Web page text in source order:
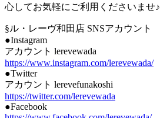
心してお気軽にご利用くださいませ♪
§ル・レーヴ和田店 SNSアカウント
●Instagram
アカウント lerevewada
https://www.instagram.com/lerevewada/
●Twitter
アカウント lerevefunakoshi
https://twitter.com/lerevewada
●Facebook